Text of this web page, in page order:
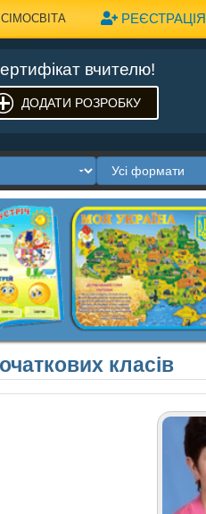
РЕЄСТРАЦІЯ
вчителю!
ДОДАТИ РОЗРОБКУ
класів